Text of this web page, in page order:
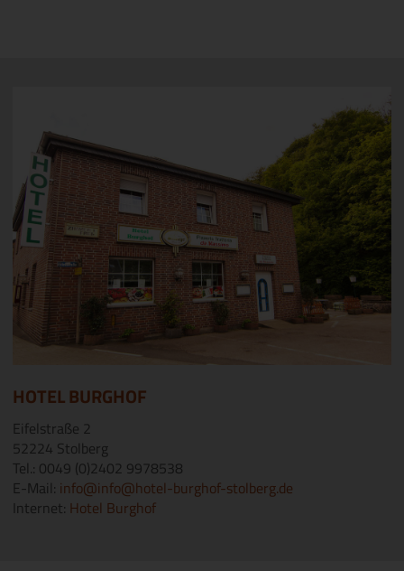
HOTEL BURGHOF
Eifelstraße 2
52224 Stolberg
Tel.: 0049 (0)2402 9978538
E-Mail: info@info@hotel-burghof-stolberg.de
Internet: Hotel Burghof